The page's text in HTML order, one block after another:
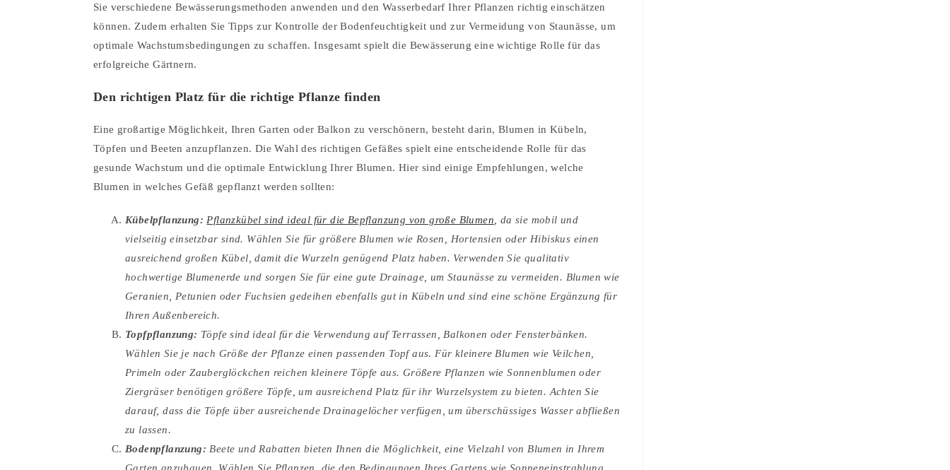
Sie verschiedene Bewässerungsmethoden anwenden und den Wasserbedarf Ihrer Pflanzen richtig einschätzen
können. Zudem erhalten Sie Tipps zur Kontrolle der Bodenfeuchtigkeit und zur Vermeidung von Staunässe, um
optimale Wachstumsbedingungen zu schaffen. Insgesamt spielt die Bewässerung eine wichtige Rolle für das
erfolgreiche Gärtnern.
Den richtigen Platz für die richtige Pflanze finden
Eine großartige Möglichkeit, Ihren Garten oder Balkon zu verschönern, besteht darin, Blumen in Kübeln,
Töpfen und Beeten anzupflanzen. Die Wahl des richtigen Gefäßes spielt eine entscheidende Rolle für das
gesunde Wachstum und die optimale Entwicklung Ihrer Blumen. Hier sind einige Empfehlungen, welche
Blumen in welches Gefäß gepflanzt werden sollten:
Kübelpflanzung: Pflanzkübel sind ideal für die Bepflanzung von große Blumen , da sie mobil und
vielseitig einsetzbar sind. Wählen Sie für größere Blumen wie Rosen, Hortensien oder Hibiskus einen
ausreichend großen Kübel, damit die Wurzeln genügend Platz haben. Verwenden Sie qualitativ
hochwertige Blumenerde und sorgen Sie für eine gute Drainage, um Staunässe zu vermeiden. Blumen wie
Geranien, Petunien oder Fuchsien gedeihen ebenfalls gut in Kübeln und sind eine schöne Ergänzung für
Ihren Außenbereich.
Topfpflanzung: Töpfe sind ideal für die Verwendung auf Terrassen, Balkonen oder Fensterbänken.
Wählen Sie je nach Größe der Pflanze einen passenden Topf aus. Für kleinere Blumen wie Veilchen,
Primeln oder Zauberglöckchen reichen kleinere Töpfe aus. Größere Pflanzen wie Sonnenblumen oder
Ziergräser benötigen größere Töpfe, um ausreichend Platz für ihr Wurzelsystem zu bieten. Achten Sie
darauf, dass die Töpfe über ausreichende Drainagelöcher verfügen, um überschüssiges Wasser abfließen
zu lassen.
Bodenpflanzung: Beete und Rabatten bieten Ihnen die Möglichkeit, eine Vielzahl von Blumen in Ihrem
Garten anzubauen. Wählen Sie Pflanzen, die den Bedingungen Ihres Gartens wie Sonneneinstrahlung